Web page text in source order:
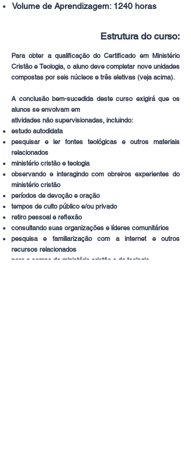
Volume de Aprendizagem: 1240 horas
Estrutura do curso:
Para obter a qualificação do Certificado em Ministério
Cristão e Teologia, o aluno deve completar nove unidades
compostas por seis núcleos e três eletivas (veja acima).
A conclusão bem-sucedida deste curso exigirá que os
alunos se envolvam em
atividades não supervisionadas, incluindo:
estudo autodidata
pesquisar e ler fontes teológicas e outros materiais
relacionados
ministério cristão e teologia
observando e interagindo com obreiros experientes do
ministério cristão
períodos de devoção e oração
tempos de culto público e/ou privado
retiro pessoal e reflexão
consultando suas organizações e líderes comunitários
pesquisa e familiarização com a internet e outros
recursos relacionados
para o campo do ministério cristão e da teologia